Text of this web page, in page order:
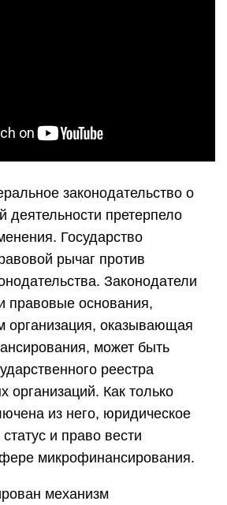
законодательство о
деятельности претерпело
Государство
рычаг против
Законодатели
правовые основания,
организация, оказывающая
может быть
реестра
организаций. Как только
из него, юридическое
и право вести
микрофинансирования.
механизм